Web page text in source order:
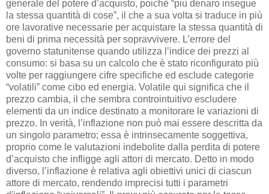
generale del potere d’acquisto, poiché “più denaro insegue
la stessa quantità di cose”, il che a sua volta si traduce in più
ore lavorative necessarie per acquistare la stessa quantità di
beni di prima necessità per sopravvivere. L’errore del
governo statunitense quando utilizza l’indice dei prezzi al
consumo: si basa su un calcolo che è stato riconfigurato più
volte per raggiungere cifre specifiche ed esclude categorie
“volatili” come cibo ed energia. Volatile qui significa che il
prezzo cambia, il che sembra controintuitivo escludere
elementi da un indice destinato a monitorare le variazioni di
prezzo. In verità, l’inflazione non può mai essere descritta da
un singolo parametro; essa è intrinsecamente soggettiva,
proprio come le valutazioni indebolite dalla perdita di potere
d’acquisto che infligge agli attori di mercato. Detto in modo
diverso, l’inflazione è relativa agli obiettivi unici di ciascun
attore di mercato, rendendo imprecisi tutti i parametri